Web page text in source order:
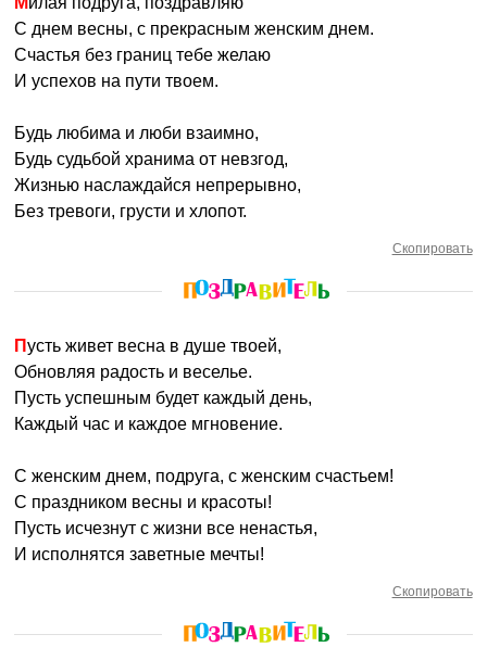
С днем весны, с прекрасным женским днем.
Счастья без границ тебе желаю
И успехов на пути твоем.
Будь любима и люби взаимно,
Будь судьбой хранима от невзгод,
Жизнью наслаждайся непрерывно,
Без тревоги, грусти и хлопот.
Скопировать
Пусть живет весна в душе твоей,
Обновляя радость и веселье.
Пусть успешным будет каждый день,
Каждый час и каждое мгновение.
С женским днем, подруга, с женским счастьем!
С праздником весны и красоты!
Пусть исчезнут с жизни все ненастья,
И исполнятся заветные мечты!
Скопировать